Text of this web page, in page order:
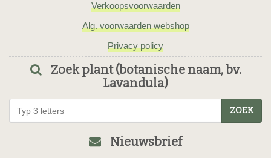
Verkoopsvoorwaarden
Alg. voorwaarden webshop
Privacy policy
Zoek plant (botanische naam, bv.
Lavandula)
ZOEK
Nieuwsbrief